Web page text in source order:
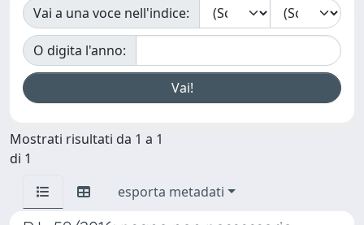
Vai a una voce nell'indice:
O digita l'anno:
Mostrati risultati da 1 a 1
di 1
esporta metadati